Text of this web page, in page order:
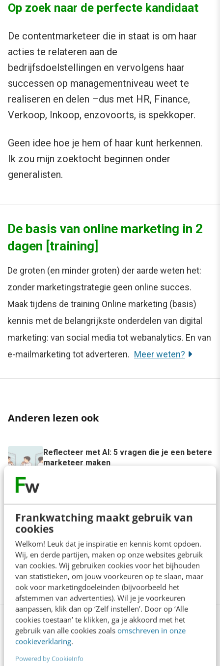
Frankwatching maakt gebruik van
cookies
Welkom! Leuk dat je inspiratie en kennis komt opdoen.
Wij, en derde partijen, maken op onze websites gebruik
van cookies. Wij gebruiken cookies voor het bijhouden
van statistieken, om jouw voorkeuren op te slaan, maar
ook voor marketingdoeleinden (bijvoorbeeld het
afstemmen van advertenties). Wil je je voorkeuren
aanpassen, klik dan op ‘Zelf instellen’. Door op ‘Alle
cookies toestaan’ te klikken, ga je akkoord met het
gebruik van alle cookies zoals omschreven in onze
cookieverklaring.
Powered by CookieInfo
Op zoek naar de perfecte kandidaat
De contentmarketeer die in staat is om haar
acties te relateren aan de
bedrijfsdoelstellingen en vervolgens haar
successen op managementniveau weet te
realiseren en delen –dus met HR, Finance,
Verkoop, Inkoop, enzovoorts, is spekkoper.
Geen idee hoe je hem of haar kunt herkennen.
Ik zou mijn zoektocht beginnen onder
generalisten.
De basis van online marketing in 2
dagen [training]
De groten (en minder groten) der aarde weten het:
zonder marketingstrategie geen online succes.
Maak tijdens de training Online marketing (basis)
kennis met de belangrijkste onderdelen van digital
marketing: van social media tot webanalytics. En van
e-mailmarketing tot adverteren. Meer weten?
Anderen lezen ook
Reflecteer met AI: 5 vragen die je een betere
marketeer maken
Je merk opleveren? Waarom een PDF niet
meer genoeg is
5 min·Danny Verroen
Denk je dat je positionering helder is? Doe
de managementtest
4 min· Richard Poolman
Bekijk deze topics of volg ze via een
NieuwsAlert
CDO CMO